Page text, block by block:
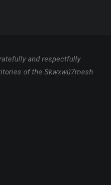
and respectfully
of the Skwxwú7mesh